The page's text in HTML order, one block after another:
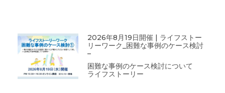
2026年8月19日開催 | ライフストー
リーワーク_困難な事例のケース検討
–
困難な事例のケース検討について
ライフストーリー